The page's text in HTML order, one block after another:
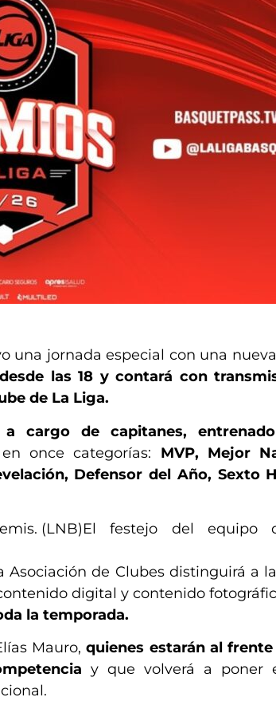
una jornada especial con una
las 18 y contará con
de La Liga.
cargo de capitanes,
once categorías: MVP, Mejor
Defensor del Año, Sexto
El festejo del equipo
de Clubes distinguirá a
digital y contenido
la temporada.
Mauro,quienes estarán al
y que volverá a poner